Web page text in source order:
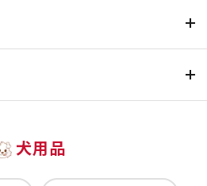
犬用品